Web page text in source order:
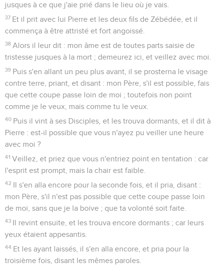
jusques à ce que j'aie prié dans le lieu où je vais.
37 Et il prit avec lui Pierre et les deux fils de Zébédée, et il
commença à être attristé et fort angoissé.
38 Alors il leur dit : mon âme est de toutes parts saisie de
tristesse jusques à la mort ; demeurez ici, et veillez avec moi.
39 Puis s'en allant un peu plus avant, il se prosterna le visage
contre terre, priant, et disant : mon Père, s'il est possible, fais
que cette coupe passe loin de moi ; toutefois non point
comme je le veux, mais comme tu le veux.
40 Puis il vint à ses Disciples, et les trouva dormants, et il dit à
Pierre : est-il possible que vous n'ayez pu veiller une heure
avec moi ?
41 Veillez, et priez que vous n'entriez point en tentation : car
l'esprit est prompt, mais la chair est faible.
42 Il s'en alla encore pour la seconde fois, et il pria, disant :
mon Père, s'il n'est pas possible que cette coupe passe loin
de moi, sans que je la boive ; que ta volonté soit faite.
43 Il revint ensuite, et les trouva encore dormants ; car leurs
yeux étaient appesantis.
44 Et les ayant laissés, il s'en alla encore, et pria pour la
troisième fois, disant les mêmes paroles.